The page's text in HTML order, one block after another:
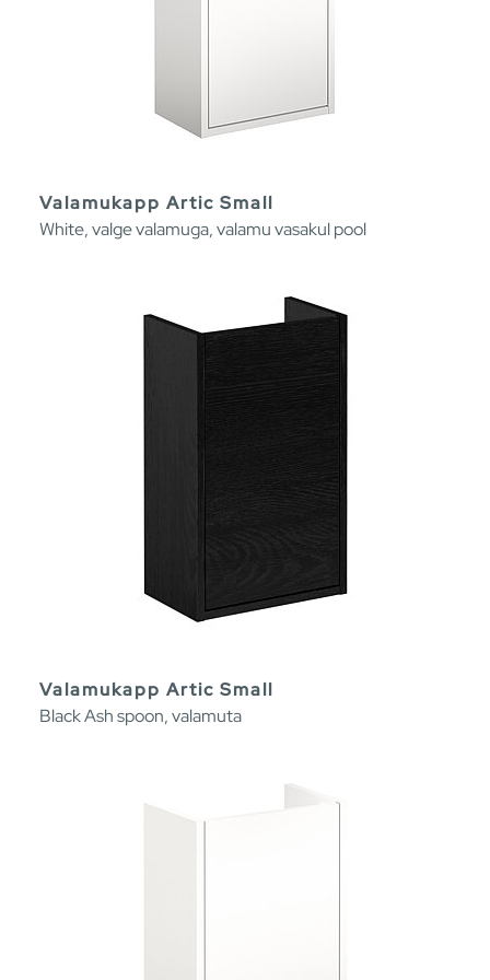
Valamukapp Artic Small
White, valge valamuga, valamu vasakul pool
Valamukapp Artic Small
Black Ash spoon, valamuta